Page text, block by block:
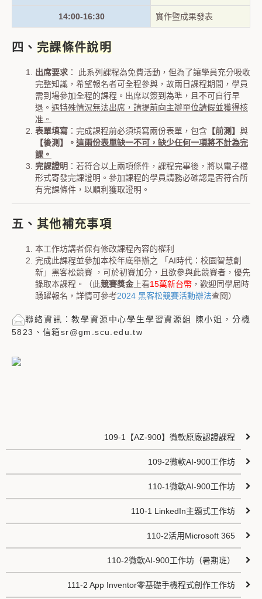
14:00-16:30 實作暨成果發表
四、 完課條件說明
出席要求 ： 此系列課程為免費活動，但為了讓學員充分吸收
完整知識，希望報名者可全程參與，故兩日課程期間，學員
需到場參加全程的課程。出席以簽到為準，且不可自行早
退。 遇特殊情況無法出席，請提前向主辦單位請假並獲得核
准。
表單填寫 ：完成課程前必須填寫兩份表單，包含 【前測】 與
【後測】。 這兩份表單缺一不可，缺少任何一項將不計為完
課。
完課證明 ：若符合以上兩項條件，課程完畢後，將以電子檔
形式寄發完課證明。參加課程的學員請務必確認是否符合所
有完課條件，以順利獲取證明。
五、 其他補充事項
本工作坊講者保有修改課程內容的權利
完成此課程並參加本校年底舉辦之 「AI時代：校園智慧創
新」黑客松競賽 ，可於初賽加分，且欲參與此競賽者，優先
錄取本課程。（此競賽獎金 上看15萬新台幣 ，歡迎同學屆時
踴躍報名，詳情可參考2024 黑客松競賽活動辦法查閱）
聯絡資訊：教學資源中心學生學習資源組 陳小姐，分機
5823、信箱sr@gm.scu.edu.tw
109-1【AZ-900】微軟​​​​原廠認證課程
109-2微軟AI-900工作坊
110-1微軟AI-900工作坊
110-1 LinkedIn主題式工作坊
110-2活用Microsoft 365
110-2微軟AI-900工作坊（暑期班）
111-2 App Inventor零基礎手機程式創作工作坊